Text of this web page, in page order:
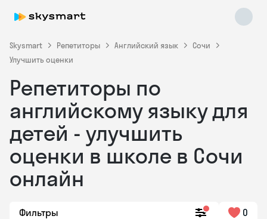
Skysmart Репетиторы Английский язык
Сочи
Улучшить оценки
Репетиторы по
английскому языку для
детей - улучшить
оценки в школе в Сочи
онлайн
Фильтры 0
Skysmart Chat